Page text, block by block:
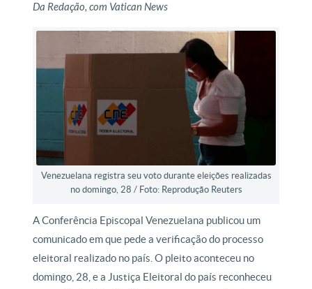
Da Redação, com Vatican News
Venezuelana registra seu voto durante eleições realizadas
no domingo, 28 / Foto: Reprodução Reuters
A Conferência Episcopal Venezuelana publicou um
comunicado em que pede a verificação do processo
eleitoral realizado no país. O pleito aconteceu no
domingo, 28, e a Justiça Eleitoral do país reconheceu